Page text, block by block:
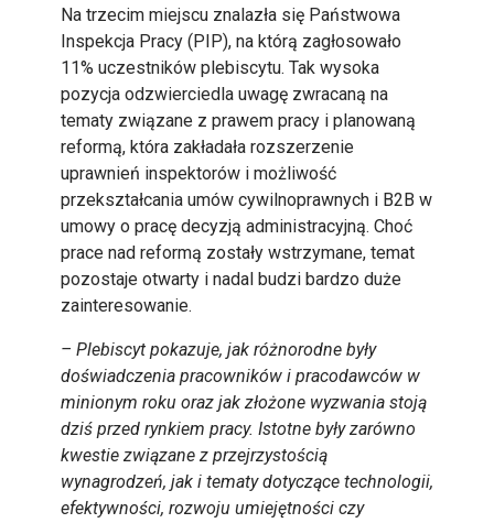
Na trzecim miejscu znalazła się Państwowa
Inspekcja Pracy (PIP), na którą zagłosowało
11% uczestników plebiscytu. Tak wysoka
pozycja odzwierciedla uwagę zwracaną na
tematy związane z prawem pracy i planowaną
reformą, która zakładała rozszerzenie
uprawnień inspektorów i możliwość
przekształcania umów cywilnoprawnych i B2B w
umowy o pracę decyzją administracyjną. Choć
prace nad reformą zostały wstrzymane, temat
pozostaje otwarty i nadal budzi bardzo duże
zainteresowanie.
– Plebiscyt pokazuje, jak różnorodne były
doświadczenia pracowników i pracodawców w
minionym roku oraz jak złożone wyzwania stoją
dziś przed rynkiem pracy. Istotne były zarówno
kwestie związane z przejrzystością
wynagrodzeń, jak i tematy dotyczące technologii,
efektywności, rozwoju umiejętności czy